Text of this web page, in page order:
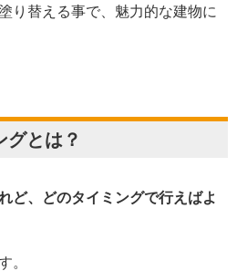
り替える事で、魅力的な建物に
グとは？
ど、どのタイミングで行えばよ
。